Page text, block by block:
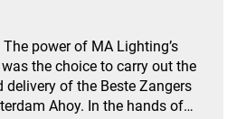
power of MA Lighting’s
the choice to carry out the
delivery of the Beste Zangers
Ahoy. In the hands of…